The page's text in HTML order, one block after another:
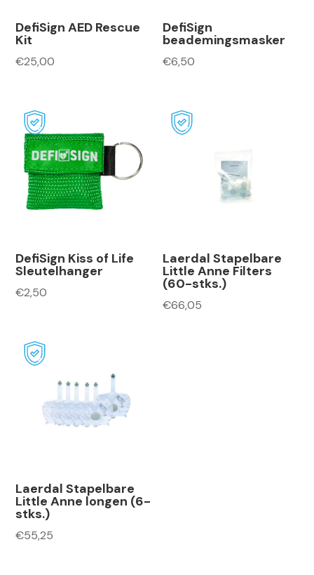
DefiSign AED Rescue
Kit
€25,00
DefiSign
beademingsmasker
€6,50
DefiSign Kiss of Life
Sleutelhanger
€2,50
Laerdal Stapelbare
Little Anne Filters
(60-stks.)
€66,05
Laerdal Stapelbare
Little Anne longen (6-
stks.)
€55,25